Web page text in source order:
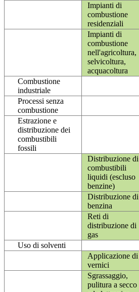
Impianti di
combustione
residenziali
Impianti di
combustione
nell'agricoltura,
selvicoltura,
acquacoltura
Combustione
industriale
Processi senza
combustione
Estrazione e
distribuzione dei
combustibili
fossili
Distribuzione di
combustibili
liquidi (escluso
benzine)
Distribuzione di
benzina
Reti di
distribuzione di
gas
Uso di solventi
Applicazione di
vernici
Sgrassaggio,
pulitura a secco